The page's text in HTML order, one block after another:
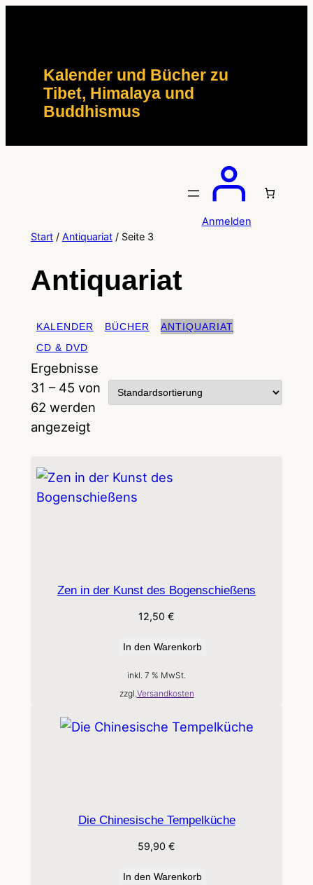
Kalender und Bücher zu
Tibet, Himalaya und
Buddhismus
Anmelden
Start/ Antiquariat/ Seite 3
Antiquariat
KALENDER BÜCHER
ANTIQUARIAT
CD & DVD
Ergebnisse
31 – 45 von
62 werden
angezeigt
Zen in der Kunst des Bogenschießens
12,50 €
In den Warenkorb
inkl. 7 % MwSt.
zzgl. Versandkosten
Die Chinesische Tempelküche
59,90 €
In den Warenkorb